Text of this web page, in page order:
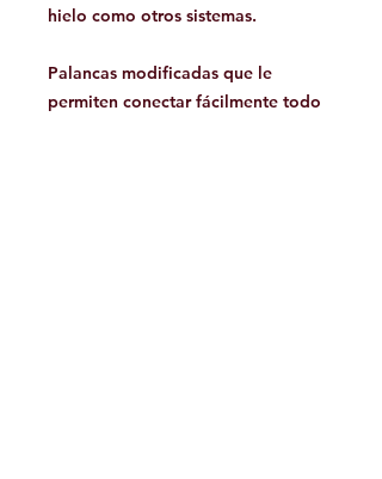
hielo como otros sistemas.
Palancas modificadas que le
permiten conectar fácilmente todo